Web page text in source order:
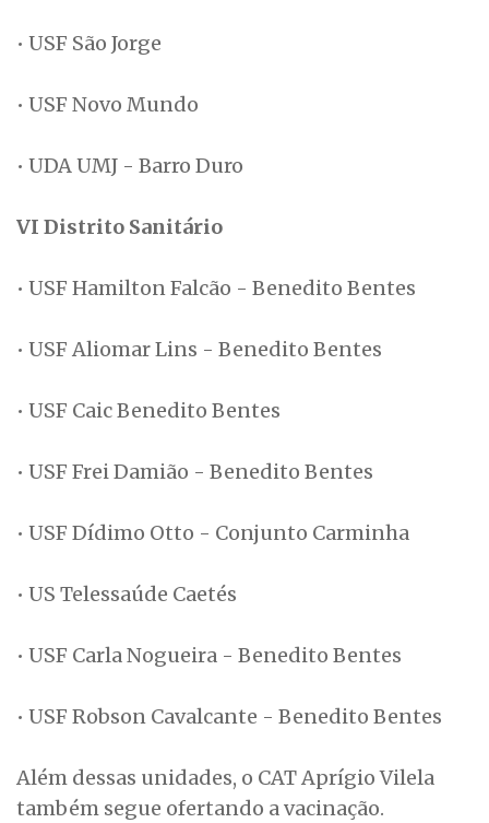
• USF São Jorge
• USF Novo Mundo
• UDA UMJ - Barro Duro
VI Distrito Sanitário
• USF Hamilton Falcão - Benedito Bentes
• USF Aliomar Lins - Benedito Bentes
• USF Caic Benedito Bentes
• USF Frei Damião - Benedito Bentes
• USF Dídimo Otto - Conjunto Carminha
• US Telessaúde Caetés
• USF Carla Nogueira - Benedito Bentes
• USF Robson Cavalcante - Benedito Bentes
Além dessas unidades, o CAT Aprígio Vilela
também segue ofertando a vacinação.